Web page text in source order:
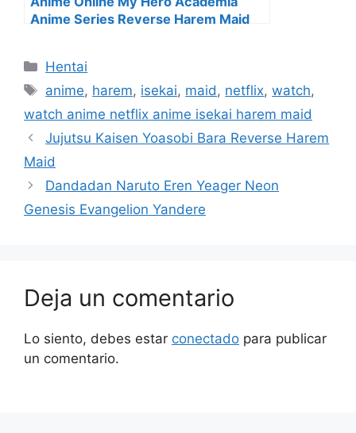
Anime Series Reverse Harem Maid
Categorías
Hentai
Etiquetas
anime, harem, isekai, maid , netflix,watch,
watch anime netflix anime isekai harem maid
Jujutsu Kaisen Yoasobi Bara Reverse Harem
Maid
Dandadan Naruto Eren Yeager Neon
Genesis Evangelion Yandere
Deja un comentario
Lo siento, debes estar conectado para publicar
un comentario.